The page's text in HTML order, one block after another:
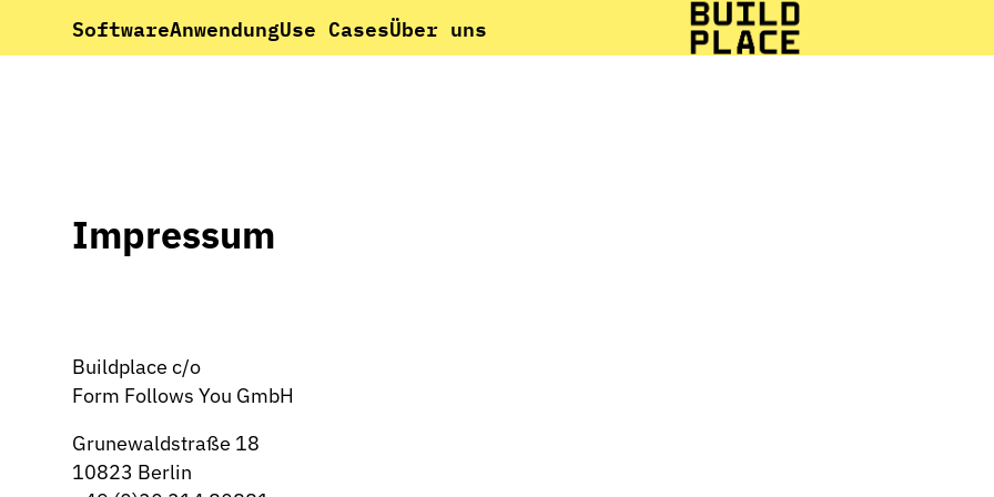
SoftwareAnwendungUse CasesÜber uns
Impressum
Buildplace c/o
Form Follows You GmbH
Grunewaldstraße 18
10823 Berlin